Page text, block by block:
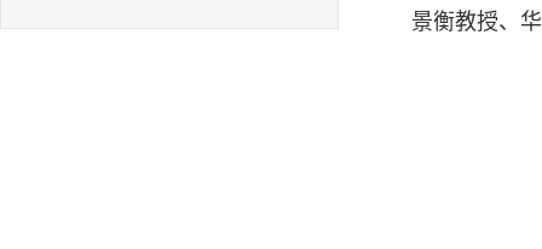
景衡教授、